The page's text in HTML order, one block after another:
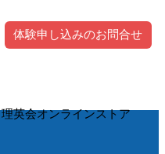
体験申し込みのお問合せ
理英会オンラインストア